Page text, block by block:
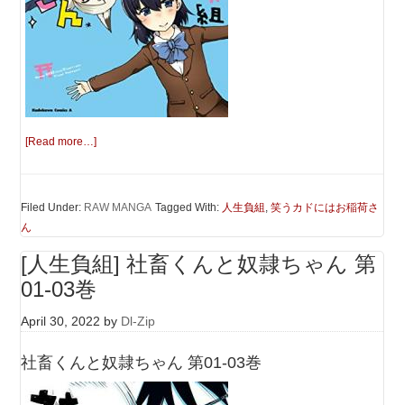
[Read more…]
Filed Under: RAW MANGA Tagged With: 人生負組 ,笑うカドにはお稲荷さ
ん
[人生負組] 社畜くんと奴隷ちゃん 第
01-03巻
April 30, 2022 by Dl-Zip
社畜くんと奴隷ちゃん 第01-03巻